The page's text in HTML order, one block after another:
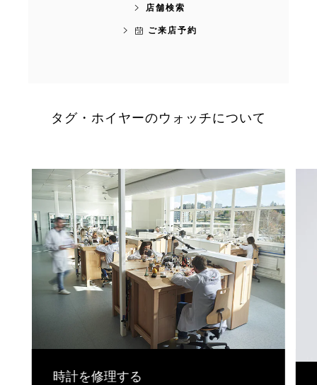
店舗検索
ご来店予約
タグ・ホイヤーのウォッチについて
時計を修理する